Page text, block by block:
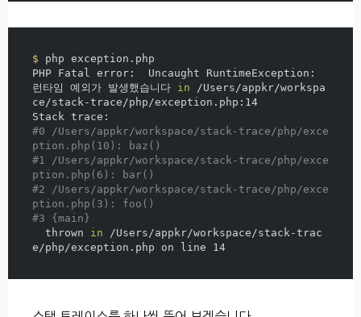
$ php exception.php
PHP Fatal error:  Uncaught RuntimeException:
런타임 예외가 발생했습니다 in /Users/appkr/workspa
ce/stack-trace/php/exception.php:14
#0 /Users/appkr/workspace/stack-trace/php/exce
ption.php(10): baz()
#1 /Users/appkr/workspace/stack-trace/php/exce
ption.php(6): bar()
#2 /Users/appkr/workspace/stack-trace/php/exce
ption.php(3): foo()
#3 {main}
  thrown
in /Users/appkr/workspace/stack-trac